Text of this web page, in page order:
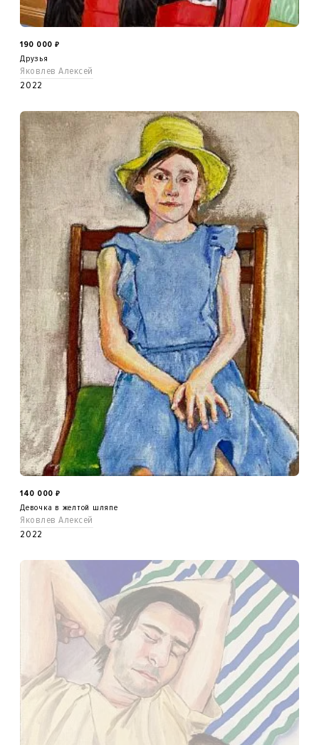
190 000 ₽
Друзья
Яковлев Алексей
2022
140 000 ₽
Девочка в желтой шляпе
Яковлев Алексей
2022